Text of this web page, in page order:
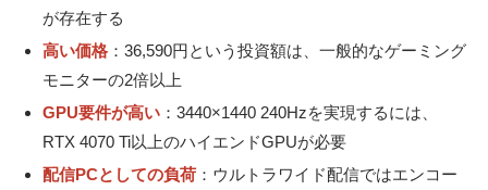
が存在する
高い価格：36,590円という投資額は、一般的なゲーミング
モニターの2倍以上
GPU要件が高い ：3440×1440 240Hzを実現するには、
RTX 4070 Ti以上のハイエンドGPUが必要
配信PCとしての負荷 ：ウルトラワイド配信ではエンコー